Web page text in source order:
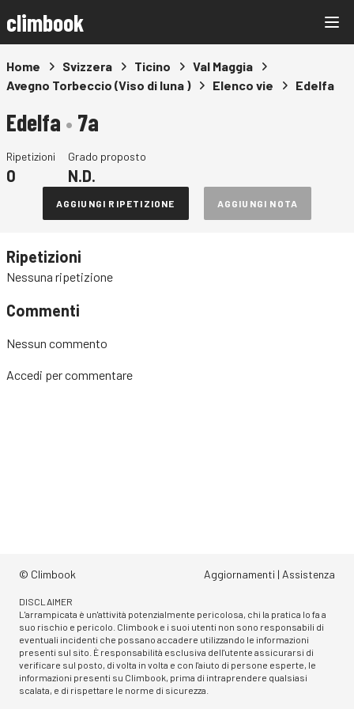
climbook
Home Svizzera Ticino
Val Maggia
Avegno Torbeccio (Viso di luna )
Elenco vie Edelfa
Edelfa • 7a
Ripetizioni
0
Grado proposto
N.D.
AGGIUNGI RIPETIZIONE AGGIUNGI NOTA
Ripetizioni
Nessuna ripetizione
Commenti
Nessun commento
Accedi per commentare
© Climbook Aggiornamenti | Assistenza
DISCLAIMER
L'arrampicata è un'attività potenzialmente pericolosa, chi la pratica lo fa a
suo rischio e pericolo. Climbook e i suoi utenti non sono responsabili di
eventuali incidenti che possano accadere utilizzando le informazioni
presenti sul sito. È responsabilità esclusiva dell'utente assicurarsi di
verificare sul posto, di volta in volta e con l'aiuto di persone esperte, le
informazioni presenti su Climbook, prima di intraprendere qualsiasi
scalata, e di rispettare le norme di sicurezza.